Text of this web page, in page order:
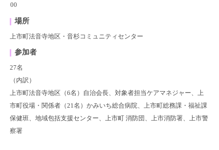
00
場所
上市町法音寺地区・音杉コミュニティセンター
参加者
27名
（内訳）
上市町法音寺地区（6名）自治会長、対象者担当ケアマネジャー、上
市町役場・関係者（21名）かみいち総合病院、上市町総務課・福祉課
保健班、地域包括支援センター、上市町 消防団、上市消防署、上市警
察署